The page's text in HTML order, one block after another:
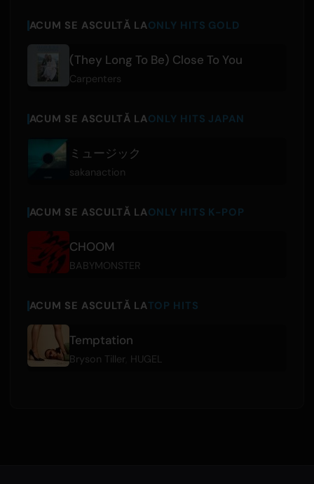
ACUM SE ASCULTĂ LAONLY HITS GOLD
(They Long To Be) Close To You
Carpenters
ACUM SE ASCULTĂ LAONLY HITS JAPAN
ミュージック
sakanaction
ACUM SE ASCULTĂ LAONLY HITS K-POP
CHOOM
BABYMONSTER
ACUM SE ASCULTĂ LATOP HITS
Temptation
Bryson Tiller, HUGEL